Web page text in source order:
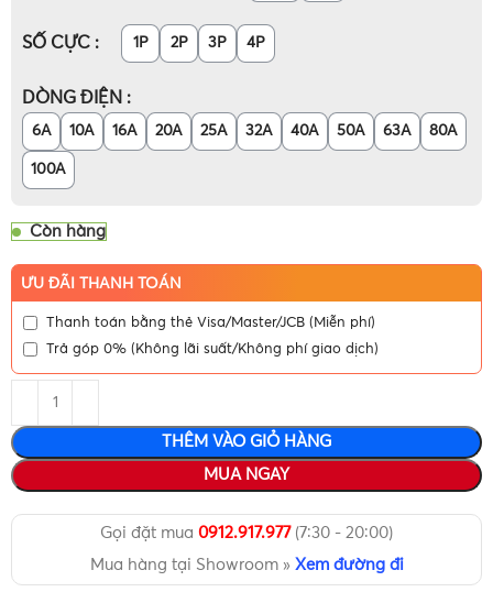
SỐ CỰC 1P 2P 3P 4P
DÒNG ĐIỆN
6A 10A 16A 20A 25A 32A 40A 50A 63A 80A
100A
Còn hàng
ƯU ĐÃI THANH TOÁN
Thanh toán bằng thẻ Visa/Master/JCB (Miễn phí)
Trả góp 0% (Không lãi suất/Không phí giao dịch)
THÊM VÀO GIỎ HÀNG
MUA NGAY
Gọi đặt mua 0912.917.977(7:30 - 20:00)
Mua hàng tại Showroom » Xem đường đi